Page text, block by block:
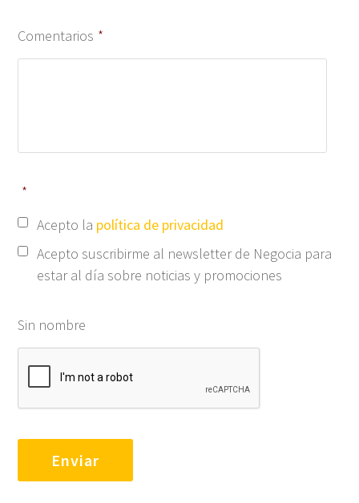
Comentarios *
*
Acepto la política de privacidad
Acepto suscribirme al newsletter de Negocia para
estar al día sobre noticias y promociones
Sin nombre